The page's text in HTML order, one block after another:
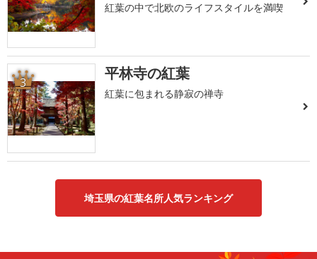
紅葉の中で北欧のライフスタイルを満喫
3 平林寺の紅葉
紅葉に包まれる静寂の禅寺
埼玉県の紅葉名所人気ランキング